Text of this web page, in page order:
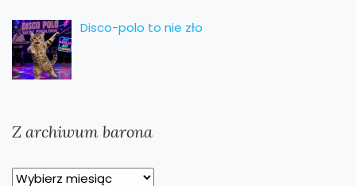
Disco-polo to nie zło
Z archiwum barona
Z